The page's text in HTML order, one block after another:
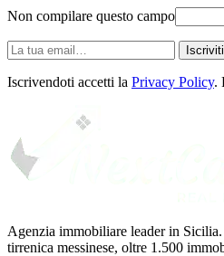
Non compilare questo campo
La
tua
email
Iscriviti
Iscrivendoti accetti la Privacy Policy.
Agenzia immobiliare leader in
tirrenica messinese, oltre 1.500